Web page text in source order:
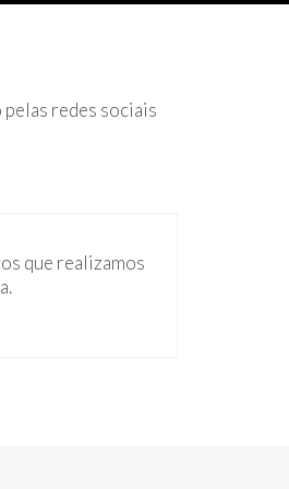
redes sociais
que realizamos